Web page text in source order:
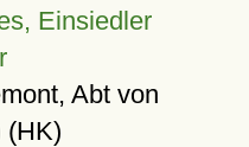
Einsiedler
Abt von
(HK)